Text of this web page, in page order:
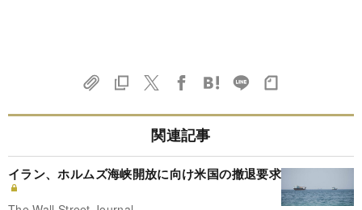
関連記事
イラン、ホルムズ海峡開放に向け米国の撤退要求